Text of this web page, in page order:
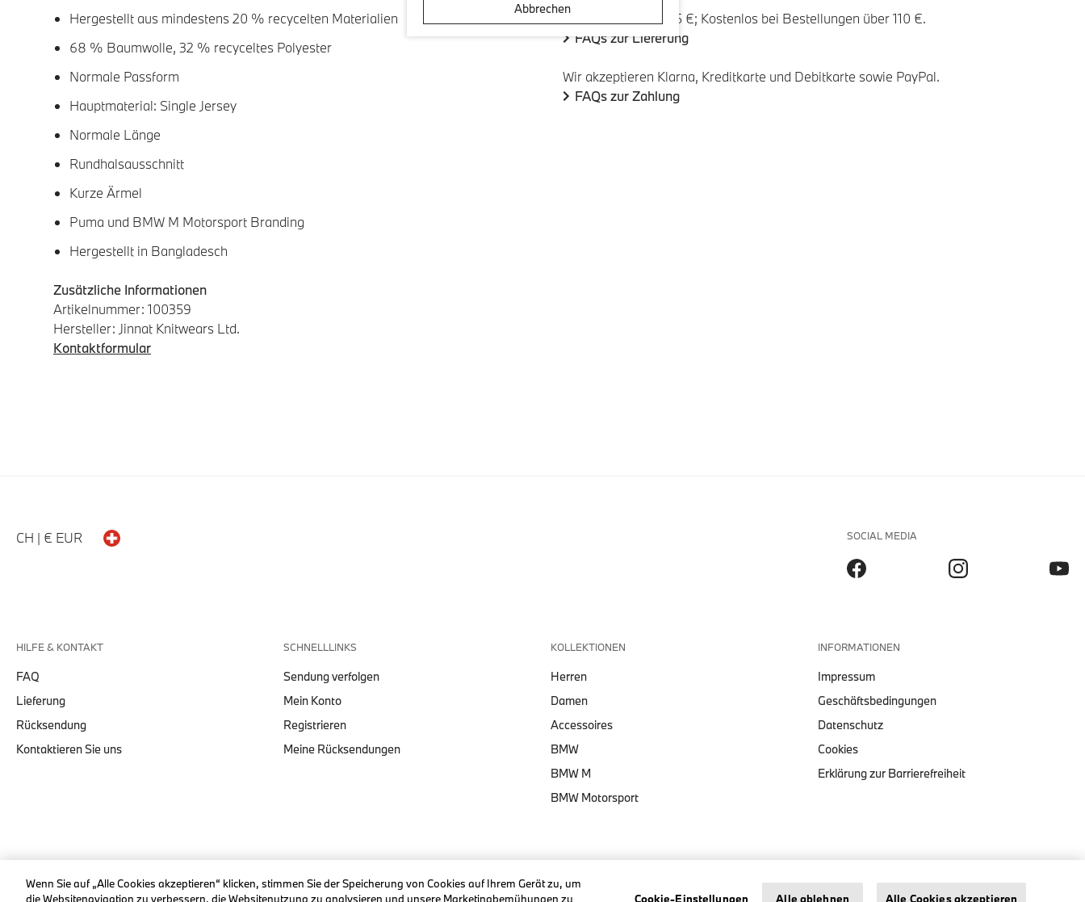
Hergestellt aus mindestens 20 % recycelten Materialien
68 % Baumwolle, 32 % recyceltes Polyester
Normale Passform
Hauptmaterial: Single Jersey
Normale Länge
Rundhalsausschnitt
Kurze Ärmel
Puma und BMW M Motorsport Branding
Hergestellt in Bangladesch
Zusätzliche Informationen
Artikelnummer: 100359
Hersteller: Jinnat Knitwears Ltd.
Kontaktformular
Versandkosten: 5,95 €; Kostenlos bei Bestellungen über 110 €.
FAQs zur Lieferung
Wir akzeptieren Klarna, Kreditkarte und Debitkarte sowie PayPal.
FAQs zur Zahlung
CH | € EUR
Abbrechen
SOCIAL MEDIA
HILFE & KONTAKT
FAQ
Lieferung
Rücksendung
Kontaktieren Sie uns
SCHNELLLINKS
Sendung verfolgen
Mein Konto
Registrieren
Meine Rücksendungen
KOLLEKTIONEN
Herren
Damen
Accessoires
BMW
BMW M
BMW Motorsport
INFORMATIONEN
Impressum
Geschäftsbedingungen
Datenschutz
Cookies
Erklärung zur Barrierefreiheit
© stichd sportmerchandising B.V. Reg. No. 63490757 Impressum Datenschutz Cookies
Wenn Sie auf „Alle Cookies akzeptieren“ klicken, stimmen Sie der Speicherung von Cookies auf Ihrem Gerät zu, um
die Websitenavigation zu verbessern, die Websitenutzung zu analysieren und unsere Marketingbemühungen zu
Cookie-Einstellungen Alle ablehnen Alle Cookies akzeptieren